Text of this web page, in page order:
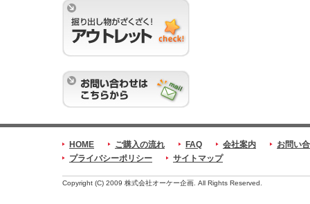
HOME ご購入の流れ FAQ 会社案内
お問い
プライバシーポリシー
サイトマップ
Copyright (C) 2009 株式会社オーケー企画. All Rights Reserved.